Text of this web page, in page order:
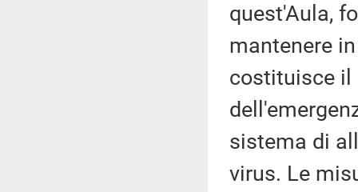
quest'Aula,
mantenere
costituisce il
sistema di
virus. Le